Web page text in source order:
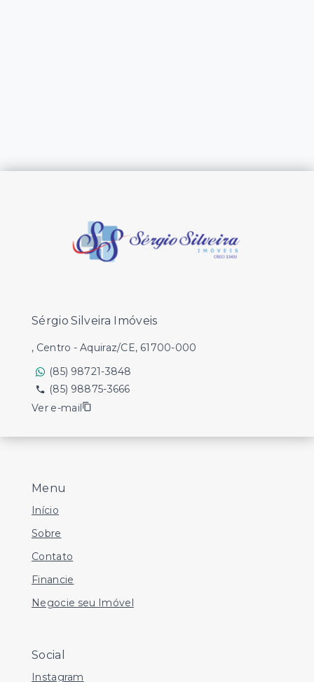
Menu
Início
Sobre
Contato
Financie
Negocie seu Imóvel
Social
Instagram
Sérgio Silveira Imóveis
, Centro - Aquiraz/CE, 61700-000
(85) 98721-3848
(85) 98875-3666
Ver e-mail